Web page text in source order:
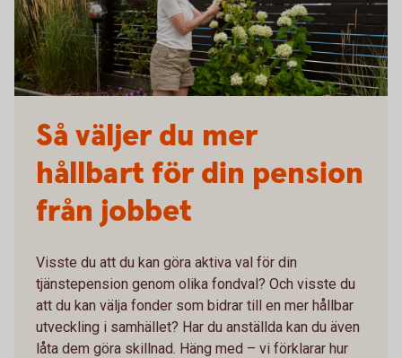
Så väljer du mer
hållbart för din pension
från jobbet
Visste du att du kan göra aktiva val för din
tjänstepension genom olika fondval? Och visste du
att du kan välja fonder som bidrar till en mer hållbar
utveckling i samhället? Har du anställda kan du även
låta dem göra skillnad. Häng med – vi förklarar hur